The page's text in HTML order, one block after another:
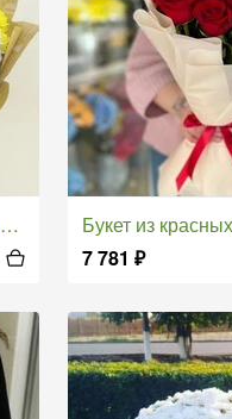
Букет из
7 781 ₽